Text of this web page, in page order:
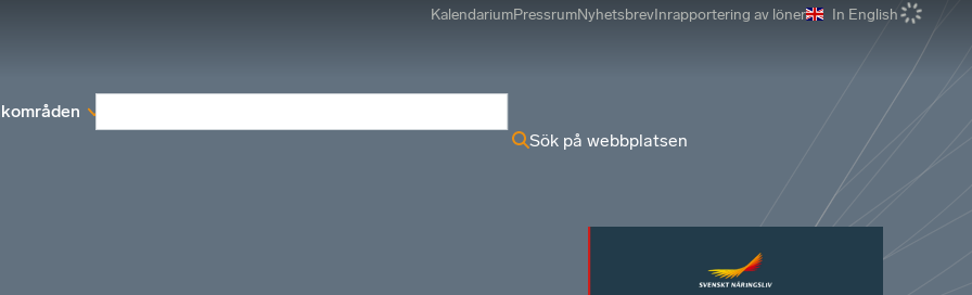
KalendariumPressrumNyhetsbrevInrapportering av löner In English
Sök på webbplatsen